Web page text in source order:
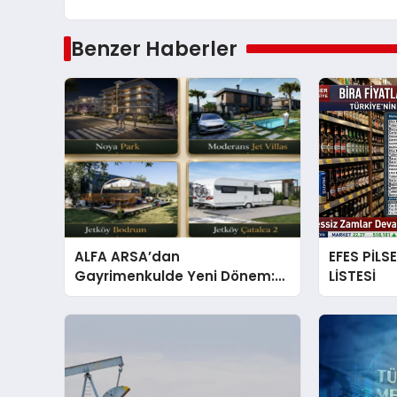
Benzer Haberler
ALFA ARSA’dan
Gayrimenkulde Yeni Dönem:
Premium Yaşam ve Yatırım
Fırsatları Bir Arada
EFES
LİSTESİ